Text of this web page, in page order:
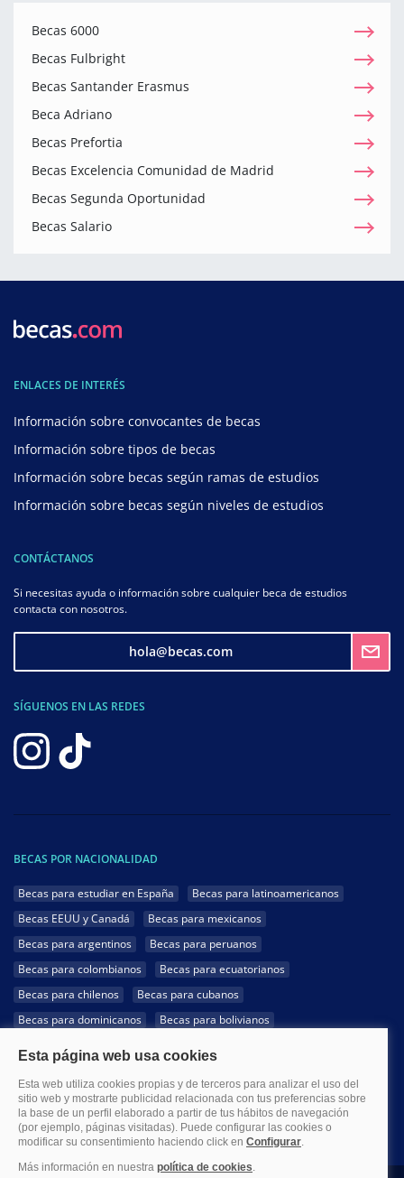
Becas 6000
Becas Fulbright
Becas Santander Erasmus
Beca Adriano
Becas Prefortia
Becas Excelencia Comunidad de Madrid
Becas Segunda Oportunidad
Becas Salario
ENLACES DE INTERÉS
Información sobre convocantes de becas
Información sobre tipos de becas
Información sobre becas según ramas de estudios
Información sobre becas según niveles de estudios
CONTÁCTANOS
Si necesitas ayuda o información sobre cualquier beca de estudios
contacta con nosotros.
hola@becas.com
SÍGUENOS EN LAS REDES
BECAS POR NACIONALIDAD
Becas para estudiar en España
Becas para latinoamericanos
Becas EEUU y Canadá
Becas para mexicanos
Becas para argentinos
Becas para peruanos
Becas para colombianos
Becas para ecuatorianos
Becas para chilenos
Becas para cubanos
Becas para dominicanos
Becas para bolivianos
Becas para hondureños
Becas para paraguayos
Becas para uruguayos
Becas para salvadoreños